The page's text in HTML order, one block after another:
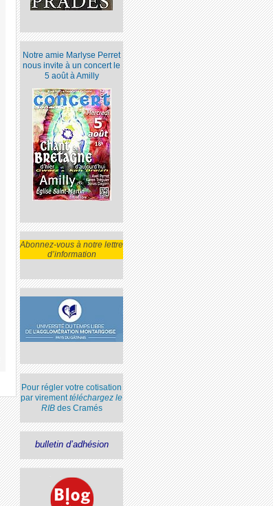
Notre amie Marlyse Perret
nous invite à un concert le
5 août à Amilly
Abonnez-vous à notre lettre
d’information
Pour régler votre cotisation
par virementtéléchargez le
RIBdes Cramés
bulletin d’adhésion